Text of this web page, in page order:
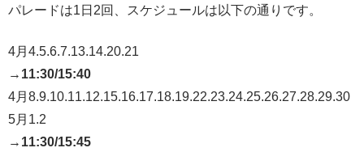
パレードは1日2回、スケジュールは以下の通りです。
4月4.5.6.7.13.14.20.21
→ 11:30/15:40
4月8.9.10.11.12.15.16.17.18.19.22.23.24.25.26.27.28.29.30
5月1.2
→ 11:30/15:45